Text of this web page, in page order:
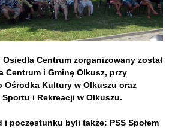
Centrum zorganizowany został
Centrum i Gminę Olkusz, przy
Ośrodka Kultury w Olkuszu oraz
i Rekreacji w Olkuszu.
poczęstunku byli także: PSS Społem